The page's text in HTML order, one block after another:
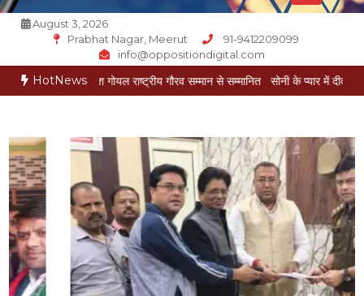
August 3, 2026
Prabhat Nagar, Meerut
91-9412209099
info@oppositiondigital.com
HotNews
मुकेश गोयल राष्ट्रीय गौरव सम्मान से सम्मानित सोनी के प्यार में दीवानी सीता पहुंची मेरठ